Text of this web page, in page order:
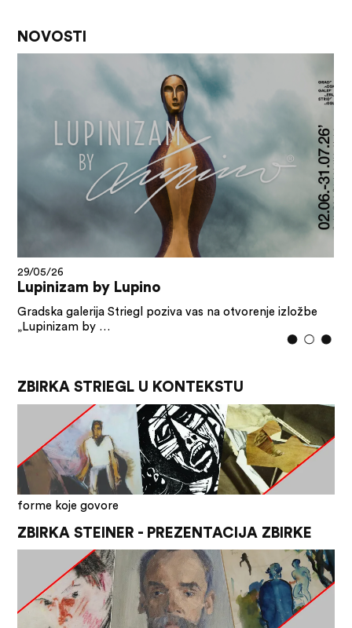
NOVOSTI
29/05/26
Lupinizam by Lupino
Gradska galerija Striegl poziva vas na otvorenje izložbe
„Lupinizam by …
ZBIRKA STRIEGL U KONTEKSTU
forme koje govore
ZBIRKA STEINER - PREZENTACIJA ZBIRKE